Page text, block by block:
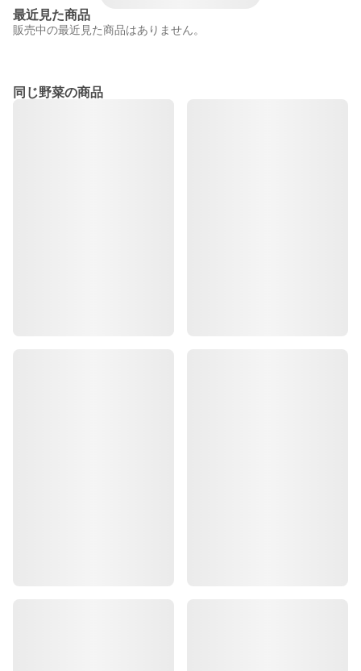
最近見た商品
販売中の最近見た商品はありません。
同じ野菜の商品